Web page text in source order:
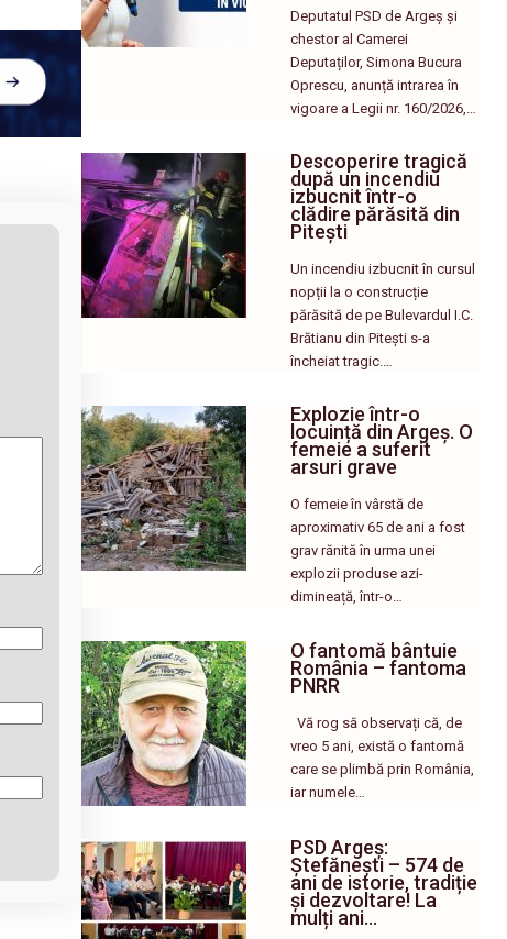
Deputatul PSD de Argeș și
chestor al Camerei
Deputaților, Simona Bucura
Oprescu, anunță intrarea în
vigoare a Legii nr. 160/2026,…
Descoperire tragică
după un incendiu
izbucnit într-o
clădire părăsită din
Pitești
Un incendiu izbucnit în cursul
nopții la o construcție
părăsită de pe Bulevardul I.C.
Brătianu din Pitești s-a
încheiat tragic.…
Explozie într-o
locuință din Argeș. O
femeie a suferit
arsuri grave
O femeie în vârstă de
aproximativ 65 de ani a fost
grav rănită în urma unei
explozii produse azi-
dimineață, într-o…
O fantomă bântuie
România – fantoma
PNRR
Vă rog să observați că, de
vreo 5 ani, există o fantomă
care se plimbă prin România,
iar numele…
PSD Argeș:
Ștefănești – 574 de
ani de istorie, tradiție
și dezvoltare! La
mulți ani…